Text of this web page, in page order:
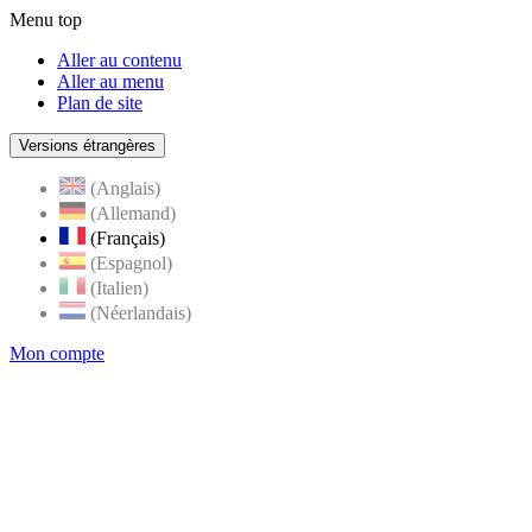
Menu top
Aller au contenu
Aller au menu
Plan de site
Versions étrangères
(Anglais)
(Allemand)
(Français)
(Espagnol)
(Italien)
(Néerlandais)
Mon compte